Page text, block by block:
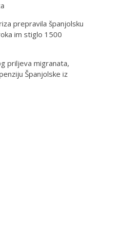
prepravila španjolsku
im stiglo 1500
priljeva migranata,
Španjolske iz